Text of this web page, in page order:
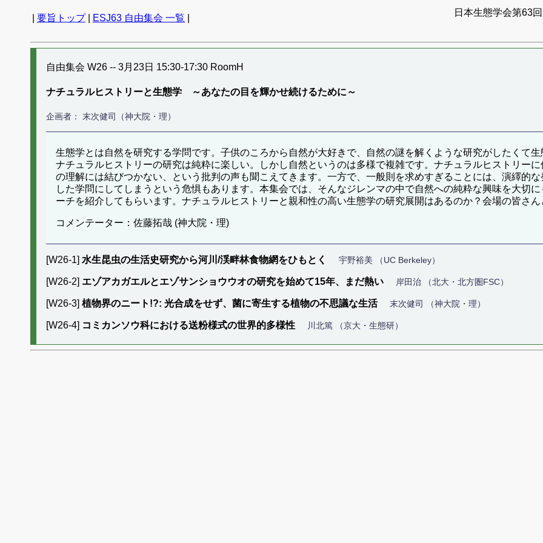
要旨トップ| ESJ63 自由集会 一覧
日本生態学会第63
自由集会 W26 -- 3月23日 15:30-17:30 RoomH
ナチュラルヒストリーと生態学 ～あなたの目を輝かせ続けるために～
企画者： 末次健司（神大院・理）
生態学とは自然を研究する学問です。子供のころから自然が大好きで、自然の謎を解くような研究がしたくて
ナチュラルヒストリーの研究は純粋に楽しい。しかし自然というのは多様で複雑です。ナチュラルヒストリー
の理解には結びつかない、という批判の声も聞こえてきます。一方で、一般則を求めすぎることには、演繹的
した学問にしてしまうという危惧もあります。本集会では、そんなジレンマの中で自然への純粋な興味を大切
ーチを紹介してもらいます。ナチュラルヒストリーと親和性の高い生態学の研究展開はあるのか？会場の皆さ
コメンテーター：佐藤拓哉 (神大院・理)
[W26-1] 水生昆虫の生活史研究から河川/渓畔林食物網をひもとく 宇野裕美 （UC Berkeley）
[W26-2] エゾアカガエルとエゾサンショウウオの研究を始めて15年、まだ熱い 岸田治 （北大・北方圏FSC）
[W26-3] 植物界のニート!?: 光合成をせず、菌に寄生する植物の不思議な生活 末次健司 （神大院・理）
[W26-4] コミカンソウ科における送粉様式の世界的多様性 川北篤 （京大・生態研）